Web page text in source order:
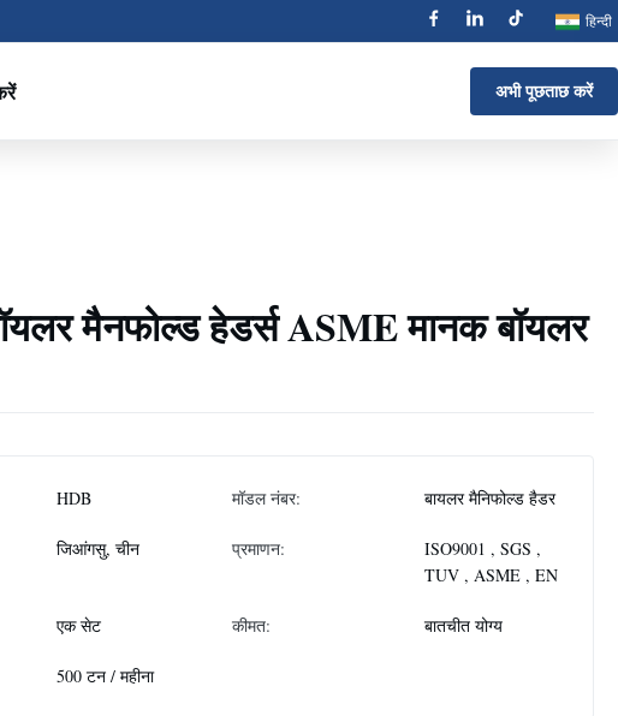
हिन्दी
अभी पूछताछ करें
मैनफोल्ड हेडर्स ASME मानक बॉयलर
HDB मॉडल नंबर: बायलर मैनिफोल्ड हैडर
जिआंगसु, चीन प्रमाणन:
ISO9001 , SGS ,
TUV , ASME , EN
एक सेट कीमत: बातचीत योग्य
500 टन / महीना